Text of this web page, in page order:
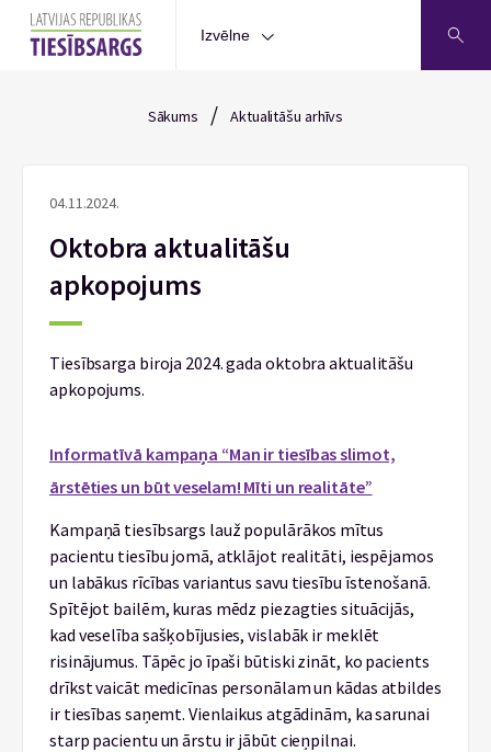
Izvēlne
Sākums / Aktualitāšu arhīvs
04.11.2024.
Oktobra aktualitāšu
apkopojums
Tiesībsarga biroja 2024. gada oktobra aktualitāšu
apkopojums.
Informatīvā kampaņa “Man ir tiesības slimot,
ārstēties un būt veselam! Mīti un realitāte”
Kampaņā tiesībsargs lauž populārākos mītus
pacientu tiesību jomā, atklājot realitāti, iespējamos
un labākus rīcības variantus savu tiesību īstenošanā.
Spītējot bailēm, kuras mēdz piezagties situācijās,
kad veselība sašķobījusies, vislabāk ir meklēt
risinājumus. Tāpēc jo īpaši būtiski zināt, ko pacients
drīkst vaicāt medicīnas personālam un kādas atbildes
ir tiesības saņemt. Vienlaikus atgādinām, ka sarunai
starp pacientu un ārstu ir jābūt cieņpilnai.